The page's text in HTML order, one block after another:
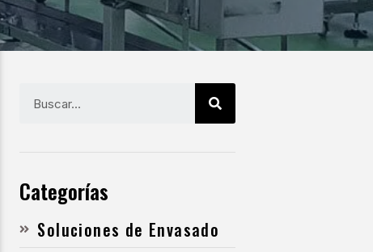
Categorías
Soluciones de Envasado